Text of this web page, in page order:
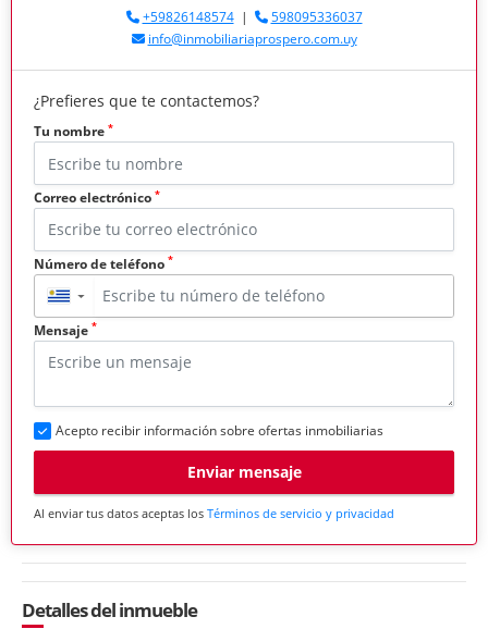
+59826148574|
598095336037
info@inmobiliariaprospero.com.uy
¿Prefieres que te contactemos?
Tu nombre *
Correo electrónico *
Número de teléfono *
▼
Mensaje *
Acepto recibir información sobre ofertas inmobiliarias
Enviar mensaje
Al enviar tus datos aceptas los Términos de servicio y privacidad
Detalles del inmueble